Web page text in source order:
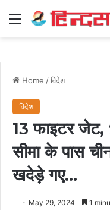
Menu
Home /विदेश
विदेश
13 फाइटर जेट,
सीमा के पास
खदेड़े गए…
May 29, 2024 1